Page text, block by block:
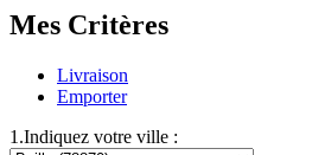
Mes Critères
Livraison
Emporter
1.Indiquez votre ville :